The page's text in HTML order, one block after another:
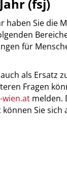
(fsj)
haben Sie
für
als
Fragen
wien.at melden.
Sie